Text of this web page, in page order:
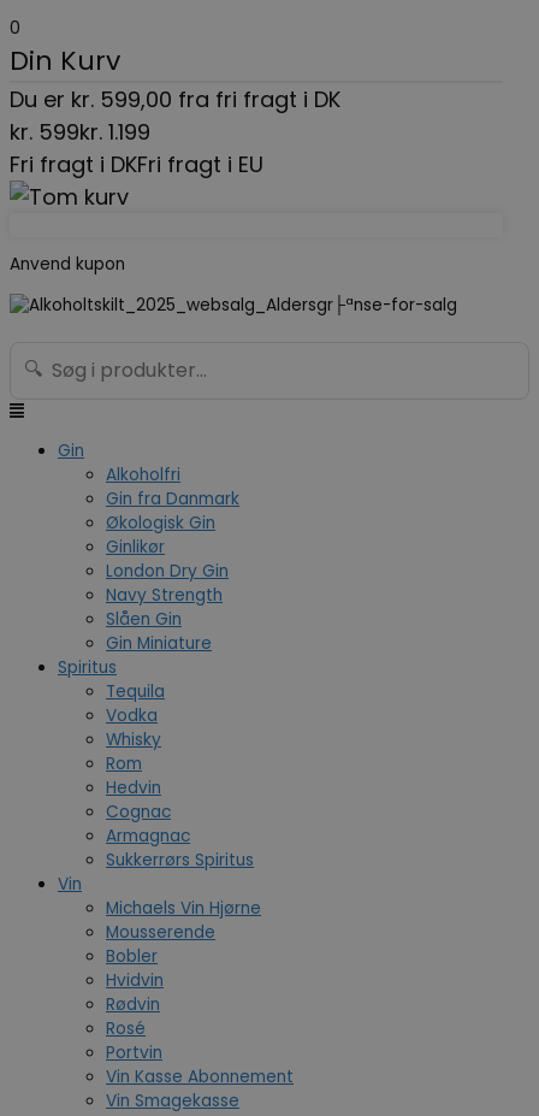
0
Din Kurv
Du er kr. 599,00 fra fri fragt i DK
kr. 599kr. 1.199
Fri fragt i DKFri fragt i EU
Anvend kupon
til
indholdet
🔍
Gin
Alkoholfri
Gin fra Danmark
Økologisk Gin
Ginlikør
London Dry Gin
Navy Strength
Slåen Gin
Gin Miniature
Spiritus
Tequila
Vodka
Whisky
Rom
Hedvin
Cognac
Armagnac
Sukkerrørs Spiritus
Vin
Michaels Vin Hjørne
Mousserende
Bobler
Hvidvin
Rødvin
Rosé
Portvin
Vin Kasse Abonnement
Vin Smagekasse